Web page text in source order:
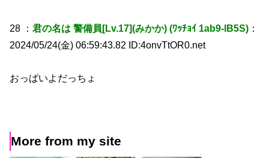
28 ：君の名は 警備員[Lv.17](みかか) (ﾜｯﾁｮｲ 1ab9-lB5S) ：
2024/05/24(金) 06:59:43.82 ID:4onvTtOR0.net
おっぱいよだっちょ
More from my site